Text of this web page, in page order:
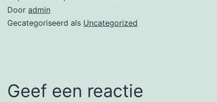
Door admin
Gecategoriseerd als Uncategorized
Geef een reactie